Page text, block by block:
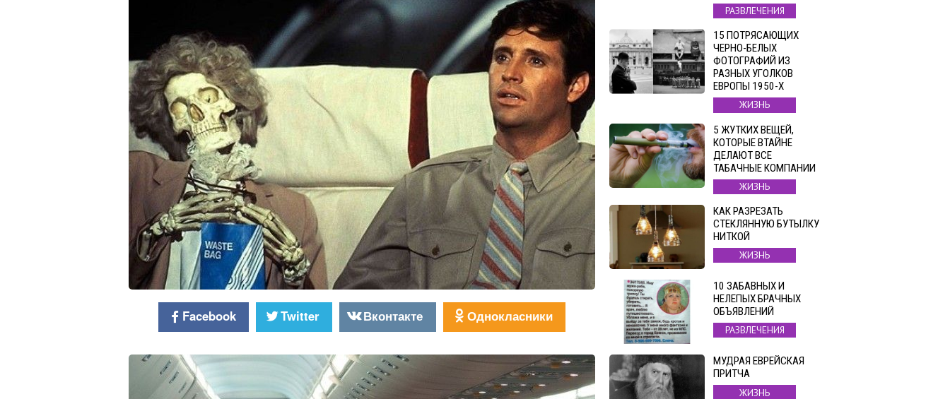
Facebook Twitter Вконтакте Однокласники
РАЗВЛЕЧЕНИЯ
15 ПОТРЯСАЮЩИХ
ЧЕРНО-БЕЛЫХ
ФОТОГРАФИЙ ИЗ
РАЗНЫХ УГОЛКОВ
ЕВРОПЫ 1950-Х
ЖИЗНЬ
5 ЖУТКИХ ВЕЩЕЙ,
КОТОРЫЕ ВТАЙНЕ
ДЕЛАЮТ ВСЕ
ТАБАЧНЫЕ КОМПАНИИ
ЖИЗНЬ
КАК РАЗРЕЗАТЬ
СТЕКЛЯННУЮ БУТЫЛКУ
НИТКОЙ
ЖИЗНЬ
10 ЗАБАВНЫХ И
НЕЛЕПЫХ БРАЧНЫХ
ОБЪЯВЛЕНИЙ
РАЗВЛЕЧЕНИЯ
МУДРАЯ ЕВРЕЙСКАЯ
ПРИТЧА
ЖИЗНЬ